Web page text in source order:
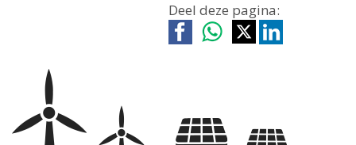
Deel deze pagina: